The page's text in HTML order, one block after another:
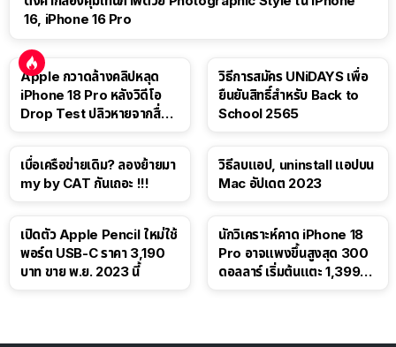
16, iPhone 16 Pro
Apple กวาดล้างคลิปหลุด
iPhone 18 Pro หลังวิดีโอ
Drop Test ปลิวหายจากสื่อ
วิธีการสมัคร UNiDAYS เพื่อ
ยืนยันสิทธิ์สำหรับ Back to
School 2565
เบื่อเครือข่ายเดิม? ลองย้ายมา
my by CAT กันเถอะ !!!
วิธีลบแอป, uninstall แอปบน
Mac อัปเดต 2023
เปิดตัว Apple Pencil ใหม่ใช้
พอร์ต USB-C ราคา 3,190
บาท ขาย พ.ย. 2023 นี้
นักวิเคราะห์คาด iPhone 18
Pro อาจแพงขึ้นสูงสุด 300
ดอลลาร์ เริ่มต้นแตะ 1,399